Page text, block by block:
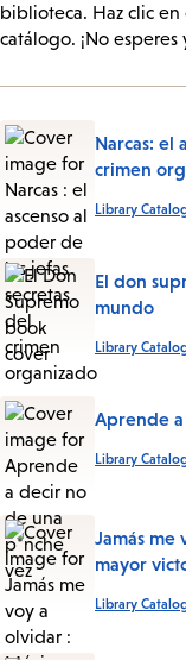
biblioteca. Haz clic
catálogo. ¡No
Narcas: el
crimen
Library
El don
mundo
Library
Aprende
Library
Jamás me
mayor
Library